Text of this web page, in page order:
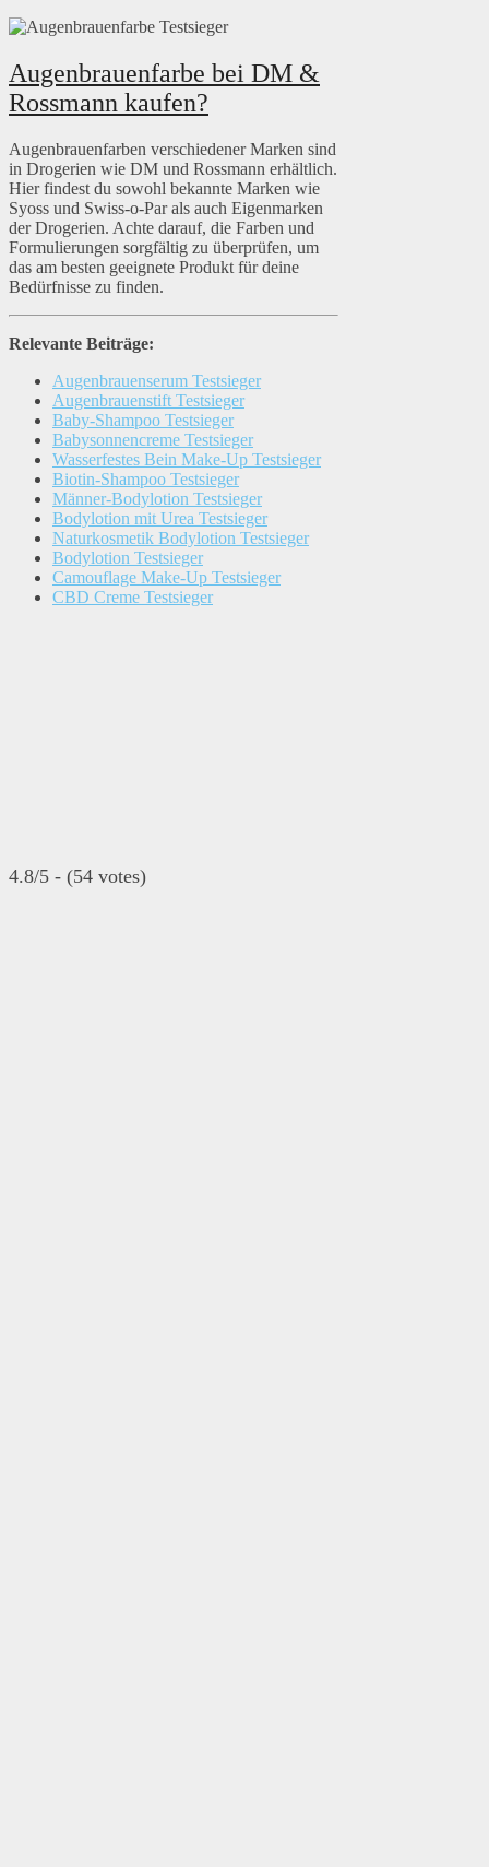
Augenbrauenfarbe bei DM &
Rossmann kaufen?
Augenbrauenfarben verschiedener Marken sind
in Drogerien wie DM und Rossmann erhältlich.
Hier findest du sowohl bekannte Marken wie
Syoss und Swiss-o-Par als auch Eigenmarken
der Drogerien. Achte darauf, die Farben und
Formulierungen sorgfältig zu überprüfen, um
das am besten geeignete Produkt für deine
Bedürfnisse zu finden.
Relevante Beiträge:
Augenbrauenserum Testsieger
Augenbrauenstift Testsieger
Baby-Shampoo Testsieger
Babysonnencreme Testsieger
Wasserfestes Bein Make-Up Testsieger
Biotin-Shampoo Testsieger
Männer-Bodylotion Testsieger
Bodylotion mit Urea Testsieger
Naturkosmetik Bodylotion Testsieger
Bodylotion Testsieger
Camouflage Make-Up Testsieger
CBD Creme Testsieger
4.8/5 - (54 votes)